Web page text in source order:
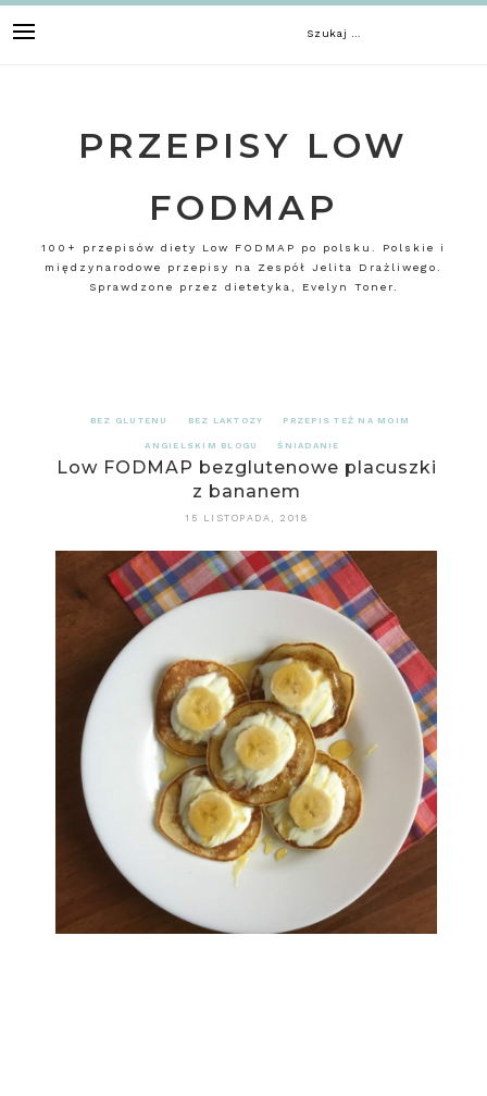
to
Szukaj:
PRZEPISY LOW
FODMAP
100+ przepisów diety Low FODMAP po polsku. Polskie i
międzynarodowe przepisy na Zespół Jelita Drażliwego.
Sprawdzone przez dietetyka, Evelyn Toner.
BEZ GLUTENU BEZ LAKTOZY PRZEPIS TEŻ NA MOIM
ANGIELSKIM BLOGU ŚNIADANIE
Low FODMAP bezglutenowe placuszki
z bananem
15 LISTOPADA, 2018